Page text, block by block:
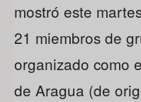
mostró este
21 miembros de
organizado como
de Aragua (de